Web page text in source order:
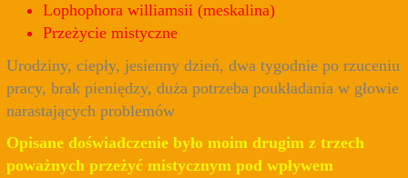
Lophophora williamsii (meskalina)
Przeżycie mistyczne
Urodziny, ciepły, jesienny dzień, dwa tygodnie po rzuceniu
pracy, brak pieniędzy, duża potrzeba poukładania w głowie
narastających problemów
Opisane doświadczenie było moim drugim z trzech
poważnych przeżyć mistycznym pod wpływem